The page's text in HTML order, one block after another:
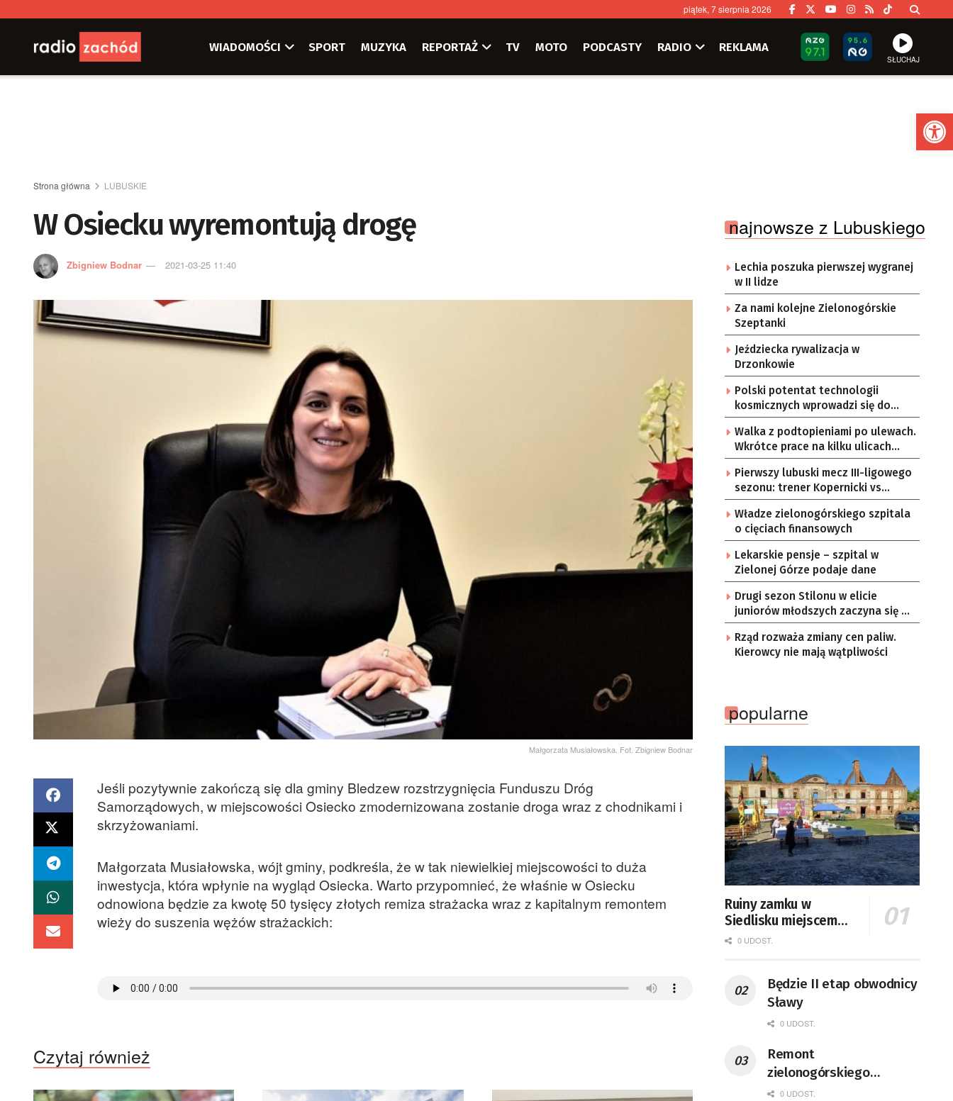
piątek, 7 sierpnia 2026
WIADOMOŚCI SPORT MUZYKA REPORTAŻ TV MOTO PODCASTY RADIO REKLAMA
SŁUCHAJ
Strona główna LUBUSKIE
W Osiecku wyremontują drogę
Zbigniew Bodnar 2021-03-25 11:40
Małgorzata Musiałowska. Fot. Zbigniew Bodnar
Jeśli pozytywnie zakończą się dla gminy Bledzew rozstrzygnięcia Funduszu Dróg
Samorządowych, w miejscowości Osiecko zmodernizowana zostanie droga wraz z chodnikami i
skrzyżowaniami.
Małgorzata Musiałowska, wójt gminy, podkreśla, że w tak niewielkiej miejscowości to duża
inwestycja, która wpłynie na wygląd Osiecka. Warto przypomnieć, że właśnie w Osiecku
odnowiona będzie za kwotę 50 tysięcy złotych remiza strażacka wraz z kapitalnym remontem
wieży do suszenia wężów strażackich:
Czytaj również
najnowsze z Lubuskiego
Lechia poszuka pierwszej wygranej
w II lidze
Za nami kolejne Zielonogórskie
Szeptanki
Jeździecka rywalizacja w
Drzonkowie
Polski potentat technologii
kosmicznych wprowadzi się do
Zielonej Góry
Walka z podtopieniami po ulewach.
Wkrótce prace na kilku ulicach
Gorzowa
Pierwszy lubuski mecz III-ligowego
sezonu: trener Kopernicki vs
starzy znajomi
Władze zielonogórskiego szpitala
o cięciach finansowych
Lekarskie pensje – szpital w
Zielonej Górze podaje dane
Drugi sezon Stilonu w elicie
juniorów młodszych zaczyna się w
sobotę
Rząd rozważa zmiany cen paliw.
Kierowcy nie mają wątpliwości
popularne
Ruiny zamku w
Siedlisku miejscem
święta plonów
0 UDOST.
Będzie II etap obwodnicy
Sławy
0 UDOST.
Remont
zielonogórskiego
deptaka zgodnie z
0 UDOST.